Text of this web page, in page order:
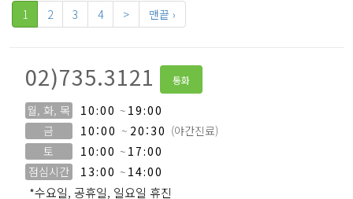
1 2 3 4 > 맨끝 ›
02)735.3121 통화
월, 화, 목 10:00 ~ 19:00
금
10:00 ~ 20:30 (야간진료)
토
10:00 ~ 17:00
점심시간
13:00 ~ 14:00
*수요일, 공휴일, 일요일 휴진